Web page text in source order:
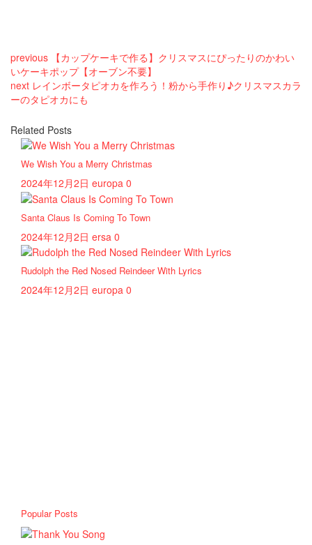
previous 【カップケーキで作る】クリスマスにぴったりのかわい
いケーキポップ【オーブン不要】
next レインボータピオカを作ろう！粉から手作り♪クリスマスカラ
ーのタピオカにも
Related Posts
We Wish You a Merry Christmas
2024年12月2日 europa 0
Santa Claus Is Coming To Town
2024年12月2日 ersa 0
Rudolph the Red Nosed Reindeer With Lyrics
2024年12月2日 europa 0
Popular Posts